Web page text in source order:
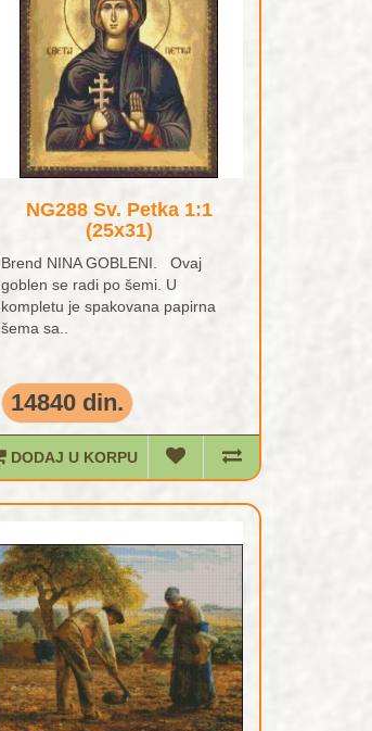
NG288 Sv. Petka 1:1
(25x31)
Brend NINA GOBLENI. Ovaj
goblen se radi po šemi. U
kompletu je spakovana papirna
šema sa..
14840 din.
DODAJ U KORPU